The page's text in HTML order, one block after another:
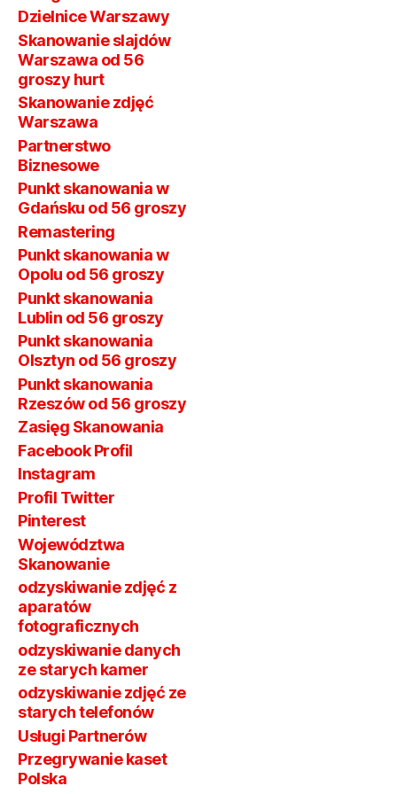
Dzielnice Warszawy
Skanowanie slajdów
Warszawa od 56
groszy hurt
Skanowanie zdjęć
Warszawa
Partnerstwo
Biznesowe
Punkt skanowania w
Gdańsku od 56 groszy
Remastering
Punkt skanowania w
Opolu od 56 groszy
Punkt skanowania
Lublin od 56 groszy
Punkt skanowania
Olsztyn od 56 groszy
Punkt skanowania
Rzeszów od 56 groszy
Zasięg Skanowania
Facebook Profil
Instagram
Profil Twitter
Pinterest
Województwa
Skanowanie
odzyskiwanie zdjęć z
aparatów
fotograficznych
odzyskiwanie danych
ze starych kamer
odzyskiwanie zdjęć ze
starych telefonów
Usługi Partnerów
Przegrywanie kaset
Polska